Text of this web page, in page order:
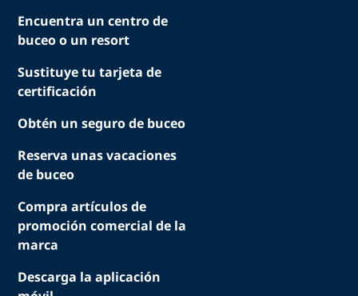
Encuentra un centro de
buceo o un resort
Sustituye tu tarjeta de
certificación
Obtén un seguro de buceo
Reserva unas vacaciones
de buceo
Compra artículos de
promoción comercial de la
marca
Descarga la aplicación